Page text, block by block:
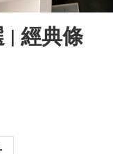
經典條